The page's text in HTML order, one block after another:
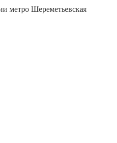
метро Шереметьевская